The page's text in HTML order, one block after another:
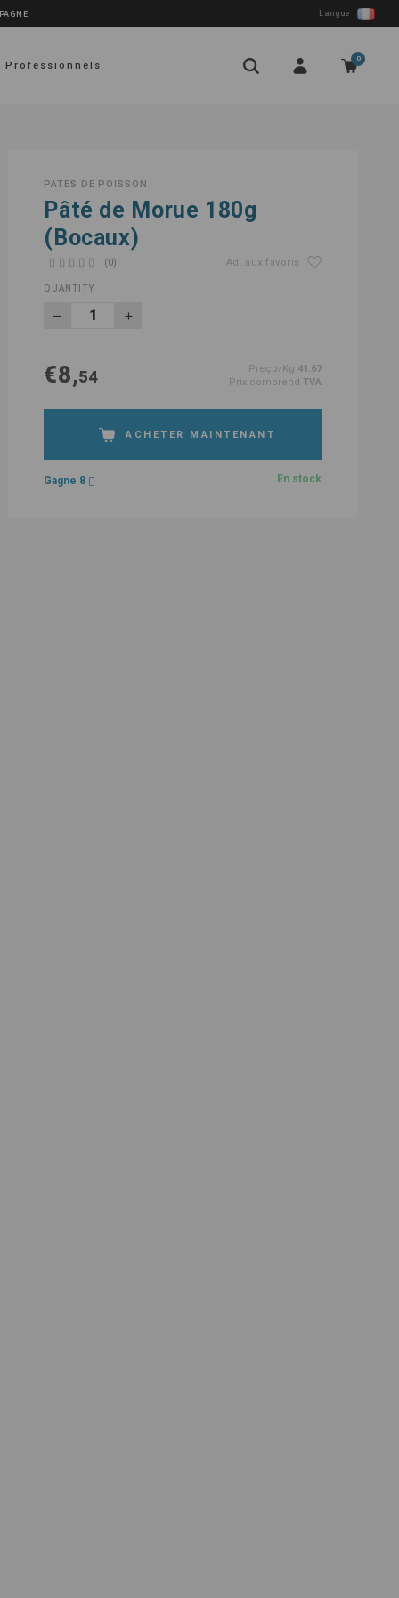
Langue
Professionnels
0
PATES DE POISSON
Pâté de Morue 180g
(Bocaux)
(0) Ad. aux favoris
QUANTITY
€8,54 Preço/Kg 41.67
Prix comprend TVA
ACHETER MAINTENANT
Gagne 8 En stock